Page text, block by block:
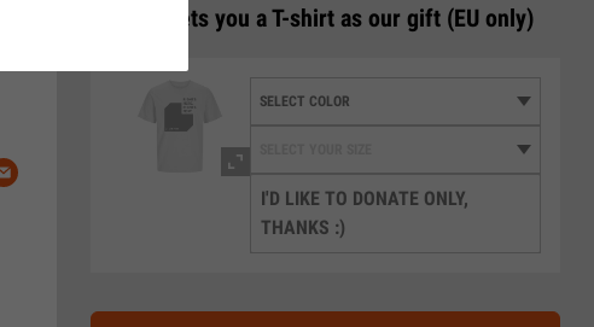
€50 gets you a T-shirt as our gift (EU only)
I'D LIKE TO DONATE ONLY,
THANKS :)